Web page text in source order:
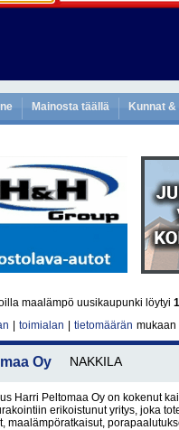
Mainosta täällä Kunnat
maalämpö uusikaupunki löytyi
toimialan tietomäärän mukaan
Oy NAKKILA
Harri Peltomaa Oy on kokenut
erikoistunut yritys, joka
maalämpöratkaisut,